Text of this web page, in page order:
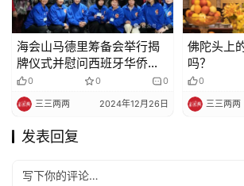
海会山马德里筹备会举行揭
牌仪式并慰问西班牙华侨华
人长青俱乐部
0 0 0
三三两两 2024年12月26日
佛陀头上
吗？
0
三三两两
发表回复